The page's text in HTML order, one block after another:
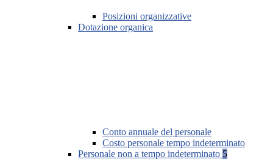
Posizioni organizzative
Dotazione organica
Conto annuale del personale
Costo personale tempo indeterminato
Personale non a tempo indeterminato 5